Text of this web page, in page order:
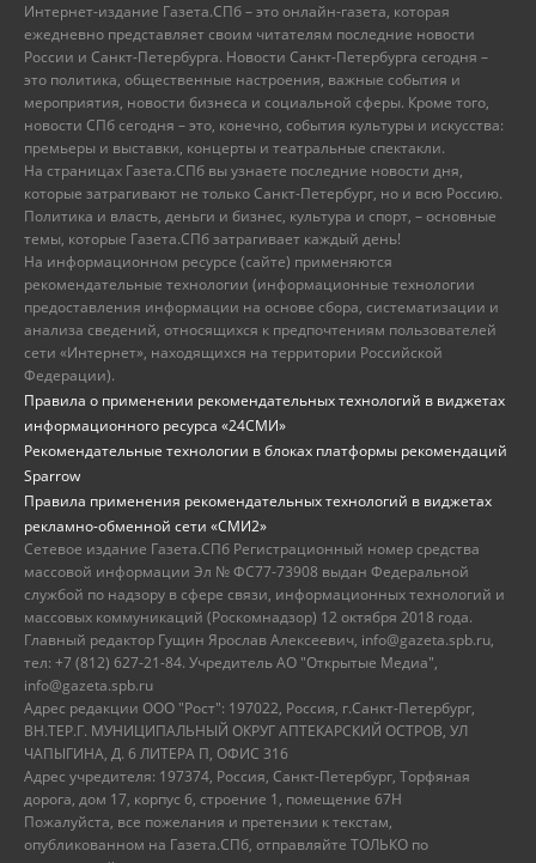
Интернет-издание Газета.СПб – это онлайн-газета, которая
ежедневно представляет своим читателям последние новости
России и Санкт-Петербурга. Новости Санкт-Петербурга сегодня –
это политика, общественные настроения, важные события и
мероприятия, новости бизнеса и социальной сферы. Кроме того,
новости СПб сегодня – это, конечно, события культуры и искусства:
премьеры и выставки, концерты и театральные спектакли.
На страницах Газета.СПб вы узнаете последние новости дня,
которые затрагивают не только Санкт-Петербург, но и всю Россию.
Политика и власть, деньги и бизнес, культура и спорт, – основные
темы, которые Газета.СПб затрагивает каждый день!
На информационном ресурсе (сайте) применяются
рекомендательные технологии (информационные технологии
предоставления информации на основе сбора, систематизации и
анализа сведений, относящихся к предпочтениям пользователей
сети «Интернет», находящихся на территории Российской
Федерации).
Правила о применении рекомендательных технологий в виджетах
информационного ресурса «24СМИ»
Рекомендательные технологии в блоках платформы рекомендаций
Sparrow
Правила применения рекомендательных технологий в виджетах
рекламно-обменной сети «СМИ2»
Сетевое издание Газета.СПб Регистрационный номер средства
массовой информации Эл № ФС77-73908 выдан Федеральной
службой по надзору в сфере связи, информационных технологий и
массовых коммуникаций (Роскомнадзор) 12 октября 2018 года.
Главный редактор Гущин Ярослав Алексеевич, info@gazeta.spb.ru,
тел: +7 (812) 627-21-84. Учредитель АО "Открытые Медиа",
info@gazeta.spb.ru
Адрес редакции ООО "Рост": 197022, Россия, г.Санкт-Петербург,
ВН.ТЕР.Г. МУНИЦИПАЛЬНЫЙ ОКРУГ АПТЕКАРСКИЙ ОСТРОВ, УЛ
ЧАПЫГИНА, Д. 6 ЛИТЕРА П, ОФИС 316
Адрес учредителя: 197374, Россия, Санкт-Петербург, Торфяная
дорога, дом 17, корпус 6, строение 1, помещение 67Н
Пожалуйста, все пожелания и претензии к текстам,
опубликованном на Газета.СПб, отправляйте ТОЛЬКО по